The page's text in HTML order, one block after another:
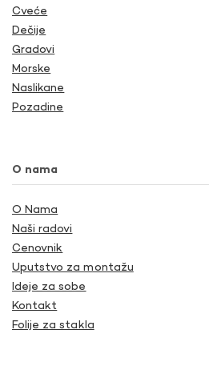
Cveće
Dečije
Gradovi
Morske
Naslikane
Pozadine
O nama
O Nama
Naši radovi
Cenovnik
Uputstvo za montažu
Ideje za sobe
Kontakt
Folije za stakla